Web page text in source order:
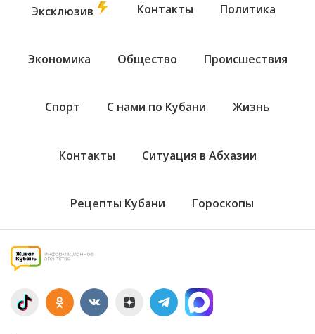
Эксклюзив Контакты Политика
Экономика Общество Происшествия
Спорт С нами по Кубани Жизнь
Контакты Ситуация в Абхазии
Рецепты Кубани Гороскопы